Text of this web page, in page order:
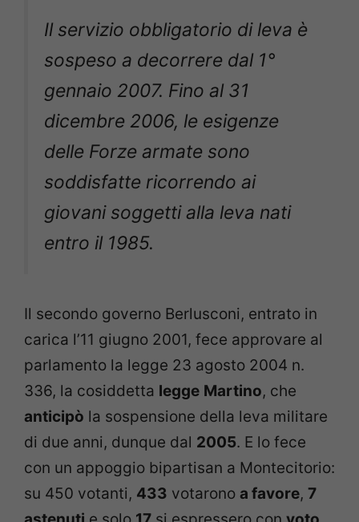
Il servizio obbligatorio di leva è
sospeso a decorrere dal 1°
gennaio 2007. Fino al 31
dicembre 2006, le esigenze
delle Forze armate sono
soddisfatte ricorrendo ai
giovani soggetti alla leva nati
entro il 1985.
Il secondo governo Berlusconi, entrato in
carica l’11 giugno 2001, fece approvare al
parlamento la legge 23 agosto 2004 n.
336, la cosiddetta legge Martino, che
anticipò la sospensione della leva militare
di due anni, dunque dal 2005. E lo fece
con un appoggio bipartisan a Montecitorio:
su 450 votanti, 433 votarono a favore, 7